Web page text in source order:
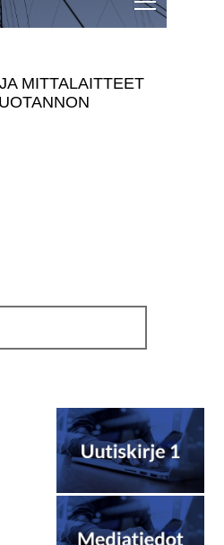
MITTALAITTEET